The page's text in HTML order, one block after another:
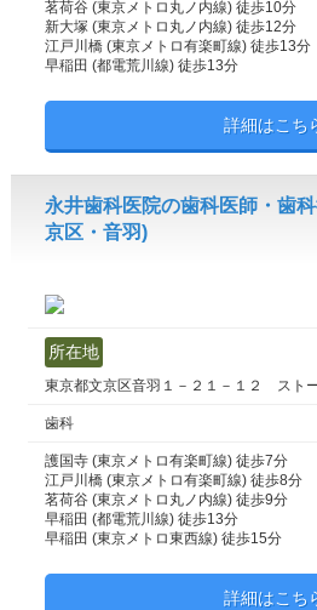
茗荷谷 (東京メトロ丸ノ内線) 徒歩10分
新大塚 (東京メトロ丸ノ内線) 徒歩12分
江戸川橋 (東京メトロ有楽町線) 徒歩13分
早稲田 (都電荒川線) 徒歩13分
詳細はこち
永井歯科医院の歯科医師・歯
京区・音羽)
所在地
東京都文京区音羽１－２１－１２ スト
歯科
護国寺 (東京メトロ有楽町線) 徒歩7分
江戸川橋 (東京メトロ有楽町線) 徒歩8分
茗荷谷 (東京メトロ丸ノ内線) 徒歩9分
早稲田 (都電荒川線) 徒歩13分
早稲田 (東京メトロ東西線) 徒歩15分
詳細はこち